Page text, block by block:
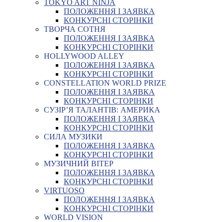
TOKYO ART NINJA
ПОЛОЖЕННЯ І ЗАЯВКА
КОНКУРСНІ СТОРІНКИ
ТВОРЧА СОТНЯ
ПОЛОЖЕННЯ І ЗАЯВКА
КОНКУРСНІ СТОРІНКИ
HOLLYWOOD ALLEY
ПОЛОЖЕННЯ І ЗАЯВКА
КОНКУРСНІ СТОРІНКИ
CONSTELLATION WORLD PRIZE
ПОЛОЖЕННЯ І ЗАЯВКА
КОНКУРСНІ СТОРІНКИ
СУЗІР’Я ТАЛАНТІВ: АМЕРИКА
ПОЛОЖЕННЯ І ЗАЯВКА
КОНКУРСНІ СТОРІНКИ
СИЛА МУЗИКИ
ПОЛОЖЕННЯ І ЗАЯВКА
КОНКУРСНІ СТОРІНКИ
МУЗИЧНИЙ ВІТЕР
ПОЛОЖЕННЯ І ЗАЯВКА
КОНКУРСНІ СТОРІНКИ
VIRTUOSO
ПОЛОЖЕННЯ І ЗАЯВКА
КОНКУРСНІ СТОРІНКИ
WORLD VISION